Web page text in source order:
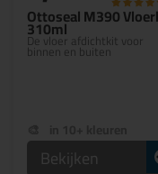
Ottoseal M390
310ml
De vloer afdichtkit voor
binnen en buiten
Bekijken